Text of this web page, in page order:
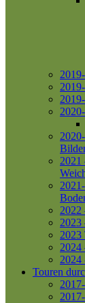
2021
2023
2023
2024
2024
Touren